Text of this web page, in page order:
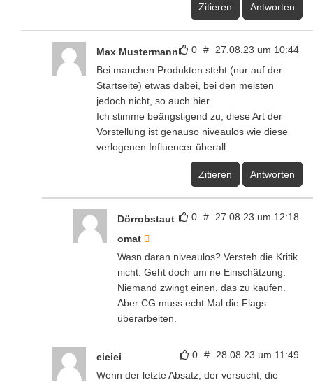
Zitieren Antworten
0 # 27.08.23 um 10:44
Max Mustermann
Bei manchen Produkten steht (nur auf der
Startseite) etwas dabei, bei den meisten
jedoch nicht, so auch hier.
Ich stimme beängstigend zu, diese Art der
Vorstellung ist genauso niveaulos wie diese
verlogenen Influencer überall.
Zitieren Antworten
0 # 27.08.23 um 12:18
Dörrobstaut
omat
Wasn daran niveaulos? Versteh die Kritik
nicht. Geht doch um ne Einschätzung.
Niemand zwingt einen, das zu kaufen.
Aber CG muss echt Mal die Flags
überarbeiten.
0 # 28.08.23 um 11:49
eieiei
Wenn der letzte Absatz, der versucht, die